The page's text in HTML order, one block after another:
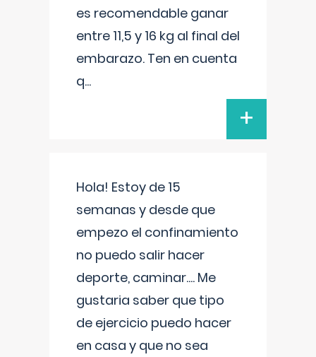
es recomendable ganar
entre 11,5 y 16 kg al final del
embarazo. Ten en cuenta
q...
+
Hola! Estoy de 15
semanas y desde que
empezo el confinamiento
no puedo salir hacer
deporte, caminar.... Me
gustaria saber que tipo
de ejercicio puedo hacer
en casa y que no sea